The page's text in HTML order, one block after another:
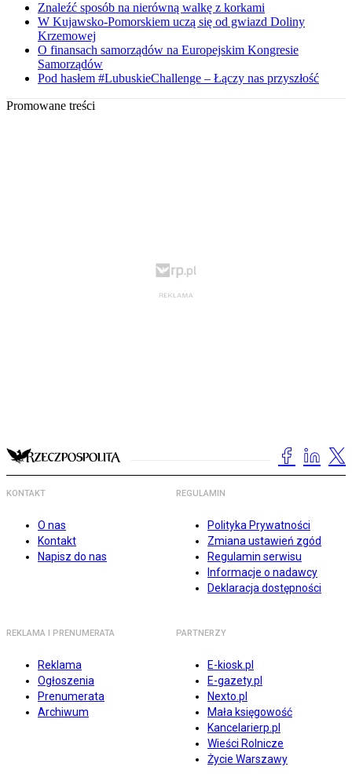
Znaleźć sposób na nierówną walkę z korkami
W Kujawsko-Pomorskiem uczą się od gwiazd Doliny
Krzemowej
O finansach samorządów na Europejskim Kongresie
Samorządów
Pod hasłem #LubuskieChallenge – Łączy nas przyszłość
Promowane treści
KONTAKT
O nas
Kontakt
Napisz do nas
REGULAMIN
Polityka Prywatności
Zmiana ustawień zgód
Regulamin serwisu
Informacje o nadawcy
Deklaracja dostępności
REKLAMA I PRENUMERATA
Reklama
Ogłoszenia
Prenumerata
Archiwum
PARTNERZY
E-kiosk.pl
E-gazety.pl
Nexto.pl
Mała księgowość
Kancelarierp.pl
Wieści Rolnicze
Życie Warszawy